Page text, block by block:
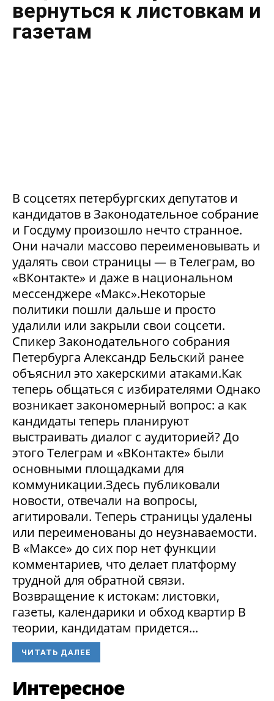
вернуться к листовкам и
газетам
В соцсетях петербургских депутатов и
кандидатов в Законодательное собрание
и Госдуму произошло нечто странное.
Они начали массово переименовывать и
удалять свои страницы — в Телеграм, во
«ВКонтакте» и даже в национальном
мессенджере «Макс».Некоторые
политики пошли дальше и просто
удалили или закрыли свои соцсети.
Спикер Законодательного собрания
Петербурга Александр Бельский ранее
объяснил это хакерскими атаками.Как
теперь общаться с избирателями Однако
возникает закономерный вопрос: а как
кандидаты теперь планируют
выстраивать диалог с аудиторией? До
этого Телеграм и «ВКонтакте» были
основными площадками для
коммуникации.Здесь публиковали
новости, отвечали на вопросы,
агитировали. Теперь страницы удалены
или переименованы до неузнаваемости.
В «Максе» до сих пор нет функции
комментариев, что делает платформу
трудной для обратной связи.
Возвращение к истокам: листовки,
газеты, календарики и обход квартир В
теории, кандидатам придется...
ЧИТАТЬ ДАЛЕЕ
Интересное